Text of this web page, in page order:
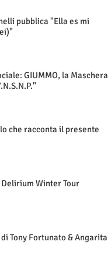
pubblica "Ella es mi
GIUMMO, la Maschera
che racconta il presente
Winter Tour
Tony Fortunato & Angarita